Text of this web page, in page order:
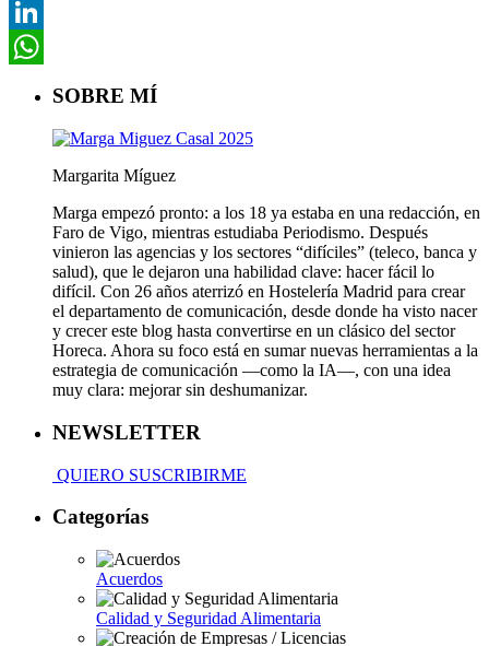
Pinterest
LinkedIn
SOBRE MÍ
Margarita Míguez
Marga empezó pronto: a los 18 ya estaba en una redacción, en
Faro de Vigo, mientras estudiaba Periodismo. Después
vinieron las agencias y los sectores “difíciles” (teleco, banca y
salud), que le dejaron una habilidad clave: hacer fácil lo
difícil. Con 26 años aterrizó en Hostelería Madrid para crear
el departamento de comunicación, desde donde ha visto nacer
y crecer este blog hasta convertirse en un clásico del sector
Horeca. Ahora su foco está en sumar nuevas herramientas a la
estrategia de comunicación —como la IA—, con una idea
muy clara: mejorar sin deshumanizar.
NEWSLETTER
QUIERO SUSCRIBIRME
Categorías
Acuerdos
Calidad y Seguridad Alimentaria